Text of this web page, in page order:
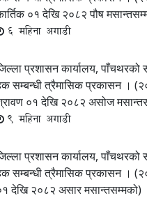
०१ देखि २०८२ पौष
6 महिना अगाडी
प्रशासन कार्यालय, पाँचथरको
सम्बन्धी त्रैमासिक प्रकासन ।
०१ देखि २०८२ असोज
9 महिना अगाडी
प्रशासन कार्यालय, पाँचथरको
सम्बन्धी त्रैमासिक प्रकासन ।
देखि २०८२ असार मसान्तसम्मको)